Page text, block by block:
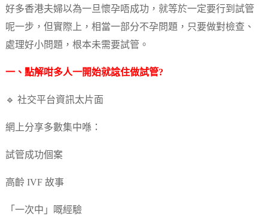
好多香港夫婦以為一旦懷孕唔成功，就等於一定要行到試管
呢一步，但實際上，相當一部分不孕問題，只要做對檢查、
處理好小問題，根本未需要試管。
一、點解咁多人一開始就諗住做試管?
🔹 社交平台資訊太片面
網上分享多數集中喺：
試管成功個案
高齡 IVF 故事
「一次中」嘅經驗